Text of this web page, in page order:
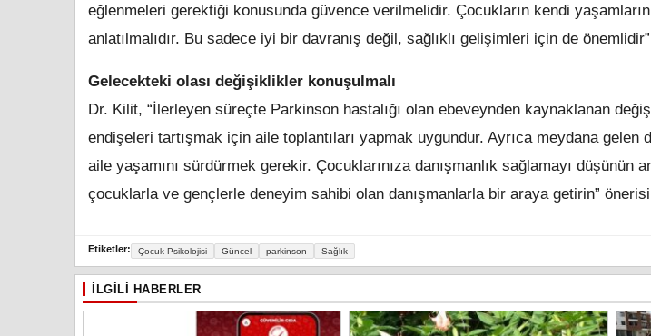
eğlenmeleri gerektiği konusunda güvence verilmelidir. Çocukların kendi
anlatılmalıdır. Bu sadece iyi bir davranış değil, sağlıklı gelişimleri için de
Gelecekteki olası değişiklikler konuşulmalı
Dr. Kilit, “İlerleyen süreçte Parkinson hastalığı olan ebeveynden kaynaklanan
endişeleri tartışmak için aile toplantıları yapmak uygundur. Ayrıca meydana
aile yaşamını sürdürmek gerekir. Çocuklarınıza danışmanlık sağlamayı düşünün
çocuklarla ve gençlerle deneyim sahibi olan danışmanlarla bir araya getirin”
Etiketler: Çocuk Psikolojisi Güncel parkinson Sağlık
İLGILI HABERLER